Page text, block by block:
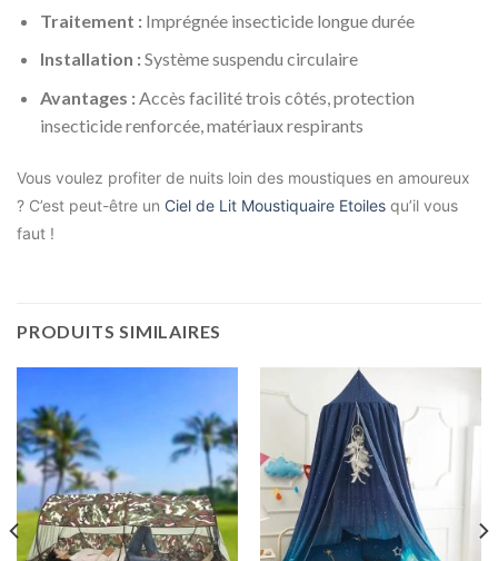
Traitement :Imprégnée insecticide longue durée
Installation :Système suspendu circulaire
Avantages :Accès facilité trois côtés, protection
insecticide renforcée, matériaux respirants
Vous voulez profiter de nuits loin des moustiques en amoureux
? C’est peut-être un Ciel de Lit Moustiquaire Etoiles qu’il vous
faut !
PRODUITS SIMILAIRES